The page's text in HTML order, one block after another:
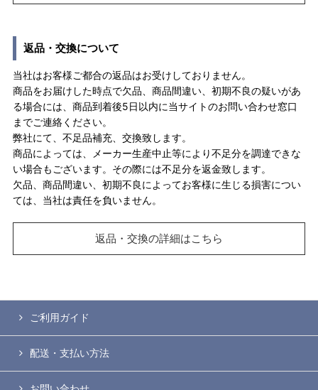
返品・交換について
当社はお客様ご都合の返品はお受けしておりません。
商品をお届けした時点で欠品、商品間違い、初期不良の疑いがあ
る場合には、商品到着後5日以内に当サイトのお問い合わせ窓口
までご連絡ください。
弊社にて、不足品補充、交換致します。
商品によっては、メーカー生産中止等により不足分を調達できな
い場合もございます。その際には不足分を返金致します。
欠品、商品間違い、初期不良によってお客様に生じる損害につい
ては、当社は責任を負いません。
返品・交換の詳細はこちら
ご利用ガイド
配送・支払い方法